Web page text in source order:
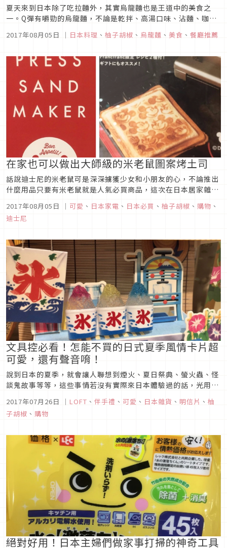
夏天來到日本除了吃拉麵外，其實烏龍麵也是王道中的美食之
一。Q彈有嚼勁的烏龍麵，不論是乾拌、高湯口味、沾麵、咖哩
日本上班族們的最佳選擇，可說是日本版的平民美食唷!在台灣
柚子胡椒大推特推的烏龍...
2017年08月05日 ｜ 日本料理 、 柚子胡椒 、 烏龍麵 、 美食 、 餐廳推薦
在家也可以做出大師級的米老鼠圖案烤土司
話說迪士尼的米老鼠可是深深擄獲少女和小朋友的心，不論推出
什麼用品只要有米老鼠就是人氣必買商品，這次在日本居家雜貨
可愛的機器後，又燃起柚子胡椒想在家裡自己做烤吐司的熱情，
接著就讓我們一起來看看這台可愛的小機器吧。
2017年08月05日 ｜ 可愛 、 日本家電 、 日本必買 、 柚子胡椒 、 購物 、
迪士尼
文具控必看！怎能不買的日式夏季風情卡片超
可愛，還有聲音唷！
說到日本的夏季，就會讓人聯想到煙火、夏日祭典、螢火蟲、怪
談鬼故事等等，這些事情若沒有實際來日本體驗過的話，光用言
氛，又很有紀念意義的方式，來跟朋友傳達這些事情，那就是將
之做成可愛的卡片，不僅可以讓收到的人實際感受到日本的夏日
2017年07月26日 ｜ LOFT 、 伴手禮 、 可愛 、 日本雜貨 、 明信片 、 柚
子胡椒 、 購物
絕對好用！日本主婦們做家事打掃的神奇工具